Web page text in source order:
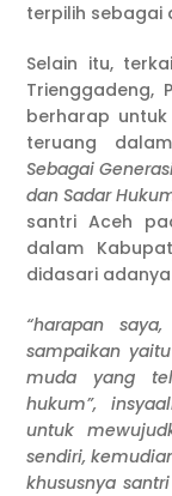
terpilih sebagai
Selain itu,
Trienggadeng,
berharap
teruang
Sebagai
dan Sadar
santri Aceh
dalam
didasari
“harapan
sampaikan
muda yang
hukum”,
untuk
sendiri,
khususnya